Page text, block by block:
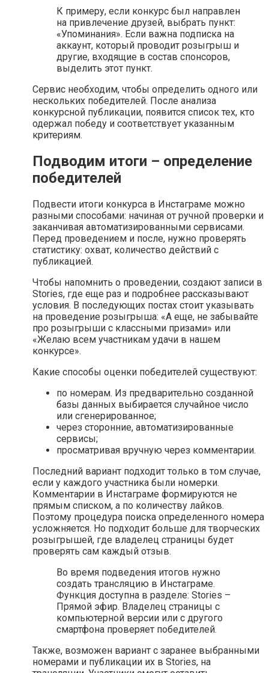
К примеру, если конкурс был направлен
на привлечение друзей, выбрать пункт:
«Упоминания». Если важна подписка на
аккаунт, который проводит розыгрыш и
другие, входящие в состав спонсоров,
выделить этот пункт.
Сервис необходим, чтобы определить одного или
нескольких победителей. После анализа
конкурсной публикации, появится список тех, кто
одержал победу и соответствует указанным
критериям.
Подводим итоги – определение
победителей
Подвести итоги конкурса в Инстаграме можно
разными способами: начиная от ручной проверки и
заканчивая автоматизированными сервисами.
Перед проведением и после, нужно проверять
статистику: охват, количество действий с
публикацией.
Чтобы напомнить о проведении, создают записи в
Stories, где еще раз и подробнее рассказывают
условия. В последующих постах стоит указывать
на проведение розыгрыша: «А еще, не забывайте
про розыгрыши с классными призами» или
«Желаю всем участникам удачи в нашем
конкурсе».
Какие способы оценки победителей существуют:
по номерам. Из предварительно созданной
базы данных выбирается случайное число
или сгенерированное;
через сторонние, автоматизированные
сервисы;
просматривая вручную через комментарии.
Последний вариант подходит только в том случае,
если у каждого участника были номерки.
Комментарии в Инстаграме формируются не
прямым списком, а по количеству лайков.
Поэтому процедура поиска определенного номера
усложняется. Но подходит больше для творческих
розыгрышей, где владелец страницы будет
проверять сам каждый отзыв.
Во время подведения итогов нужно
создать трансляцию в Инстаграме.
Функция доступна в разделе: Stories –
Прямой эфир. Владелец страницы с
компьютерной версии или с другого
смартфона проверяет победителей.
Также, возможен вариант с заранее выбранными
номерами и публикации их в Stories, на